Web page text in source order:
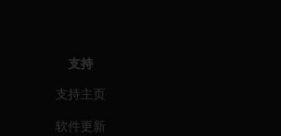
支持
支持主页
软件更新